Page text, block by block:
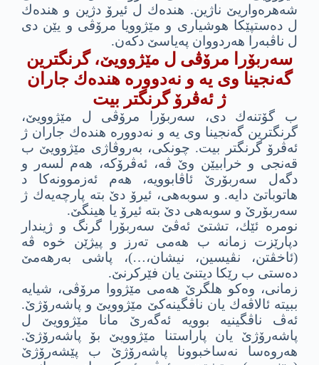
شه‌هره‌واریێ ناژین. هنده‌ك ل ئیرۆ دژین و هنده‌ك
ل ده‌ستپێكا هوشیارى و مێژوویا مرۆڤى و یێن دى
ل ناڤبه‌را هه‌ردووان په‌یاسێ دكه‌ن.
سه‌ربۆرا مرۆڤى ل مێژوویێ، گرنگترین
گه‌نجینا وى یه‌ و نه‌دووره هنده‌ك جاران
ژ ئه‌ڤرۆ گرنگتر بیت
ب گۆتنه‌ك دى، سه‌ربۆرا مرۆڤى ل مێژوویێ،
گرنگترین گه‌نجینا وى یه‌ و نه‌دووره هنده‌ك جاران ژ
ئه‌ڤرۆ گرنگتر بیت. چونكى، به‌روڤاژى مێژوویێ ب
قه‌نجى و خرابیێن وێ ڤه‌، ئه‌ڤرۆكه‌، هه‌م لسه‌ر و
دگه‌ل سه‌ربۆرێ ئاڤابوویه‌، هه‌م ئه‌زموونه‌كا د
هاتوباتێ دایه‌. و سوبه‌هى، ئیرۆ دێ بته‌ پارچه‌یه‌ك ژ
سه‌ربۆرێ و سوبه‌هى دێ بته‌ ئیرۆ یا هینگێ.
نومره‌ ئێك، تشتێ ئه‌ڤێ سه‌ربۆرا گرنگ و ژیندار
دپارێزت زمانه‌ ب هه‌مى ته‌رز و پیژێن خوه‌ ڤه‌
(ئاخڤتن، نڤیسین، نیشان،…)، پاشى به‌رهه‌مێ
ده‌ستى ب رێكا دیتنێ یان فێركرنێ.
زمانى، وه‌كو هلگرێ هه‌مى مێژووا مرۆڤى، شیایه‌
ببیته‌ ئالاڤه‌ك یان ناڤگینه‌كێ مێژوویێ و پاشه‌رۆژێ.
ئه‌ڤ ناڤگینیه‌ بوویه‌ ئه‌گه‌رێ مانا مێژوویێ ل
پاشه‌رۆژێ یان پاراستنا مێژوویێ بۆ پاشه‌رۆژێ.
هه‌روه‌سا نه‌ساخبوونا پاشه‌رۆژێ ب پێشه‌رۆژێ